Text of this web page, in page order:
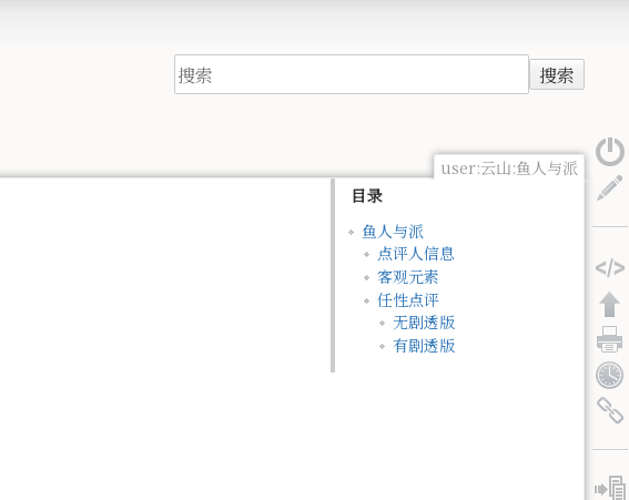
搜索
user:云山:鱼人与派
目录
鱼人与派
点评人信息
客观元素
任性点评
无剧透版
有剧透版